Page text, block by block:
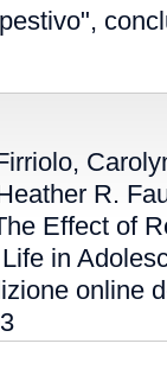
R.
Effect of
in
online